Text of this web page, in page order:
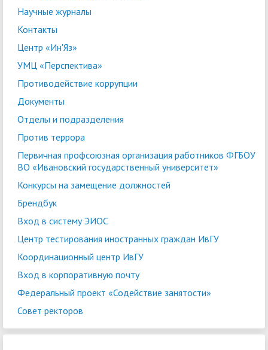
Научные журналы
Контакты
Центр «Ин'Яз»
УМЦ «Перспектива»
Противодействие коррупции
Документы
Отделы и подразделения
Против террора
Первичная профсоюзная организация работников ФГБОУ
ВО «Ивановский государственный университет»
Конкурсы на замещение должностей
Брендбук
Вход в систему ЭИОС
Центр тестирования иностранных граждан ИвГУ
Координационный центр ИвГУ
Вход в корпоративную почту
Федеральный проект «Содействие занятости»
Совет ректоров